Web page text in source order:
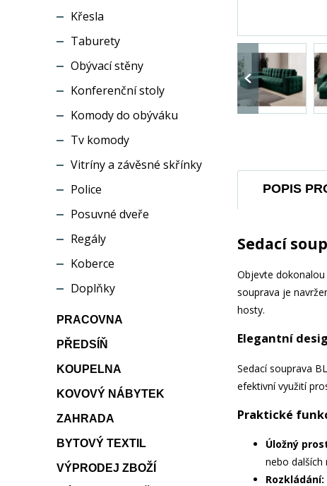
Křesla
Taburety
Obývací stěny
Konferenční stoly
Komody do obýváku
Tv komody
Vitríny a závěsné skřínky
Police
Posuvné dveře
Regály
Koberce
Doplňky
PRACOVNA
PŘEDSÍŇ
KOUPELNA
KOVOVÝ NÁBYTEK
ZAHRADA
BYTOVÝ TEXTIL
VÝPRODEJ ZBOŽÍ
POPIS
Sedací
Objevte
souprava je
hosty.
Elegantní
Sedací souprava
efektivní využití
Praktické
Úložný
nebo dalších
Rozkládání: